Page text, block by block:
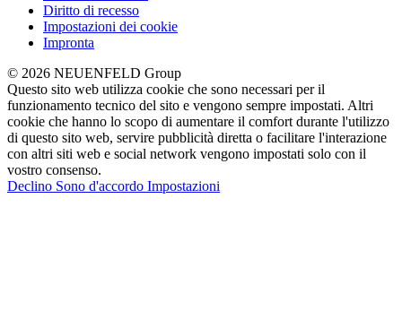
Diritto di recesso
Impostazioni dei cookie
Impronta
© 2026 NEUENFELD Group
Questo sito web utilizza cookie che sono necessari per il
funzionamento tecnico del sito e vengono sempre impostati. Altri
cookie che hanno lo scopo di aumentare il comfort durante l'utilizzo
di questo sito web, servire pubblicità diretta o facilitare l'interazione
con altri siti web e social network vengono impostati solo con il
vostro consenso.
Declino Sono d'accordo Impostazioni